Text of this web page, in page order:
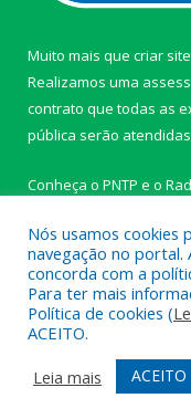
Muito mais que criar site
Realizamos uma
contrato que todas as
pública serão
Conheça o PNTP e o
Todos os direitos
Mapa do Site
Nós usamos cookies
navegação no portal.
concorda com a
Para ter mais
Política de cookies (
ACEITO.
Leia mais
ACEITO